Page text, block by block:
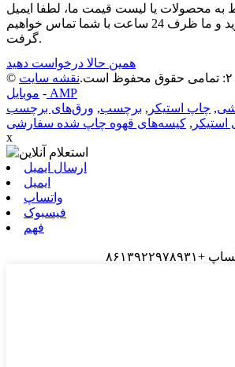
به محصولات یا لیست قیمت ما، لطفا ایمیل
خود را برای ما بگذارید و ما ظرف 24 ساعت با شما تماس خواهیم
گرفت.
همین حالا درخواست دهید
نقشه سایت
- موبایل AMP
, چاپ استیکر , برچسب, ورق‌های برچسب
استیکر , کیسه‌های قهوه چاپ شده سفارشی
x
ارسال ایمیل
ایمیل
واتساپ
فیسبوک
فهم
+۸۶۱۳۹۲۲۹۷۸۹۳۱